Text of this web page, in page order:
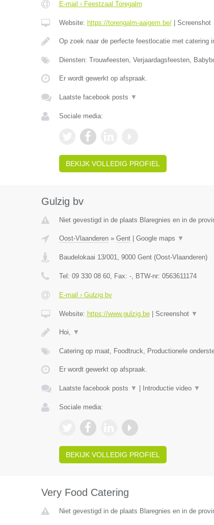
E-mail › Feestzaal Toregalm
Website: https://torengalm-aaigem.be/| Screenshot
Op zoek naar de perfecte feestlocatie met catering
Diensten: Trouwfeesten, Verjaardagsfeesten,
Er wordt gewerkt op afspraak.
Laatste facebook posts ▼
Sociale media:
BEKIJK VOLLEDIG PROFIEL
Gulzig bv
Niet gevestigd in de plaats Blaregnies en in de
Oost-Vlaanderen» Gent| Google maps ▼
Baudelokaai 13/001, 9000 Gent(Oost-Vlaanderen)
Tel: 09 330 08 60, Fax: -, BTW-nr: 0563611174
E-mail › Gulzig bv
Website: https://www.gulzig.be| Screenshot ▼
Hoi, ▼
Catering op maat, Foodtruck, Productionele
Er wordt gewerkt op afspraak.
Laatste facebook posts ▼ Introductie video ▼
Sociale media:
BEKIJK VOLLEDIG PROFIEL
Very Food Catering
Niet gevestigd in de plaats Blaregnies en in de